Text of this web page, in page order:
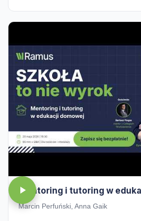
Mentoring i tutoring w
Marcin Perfuński, Anna Gaik